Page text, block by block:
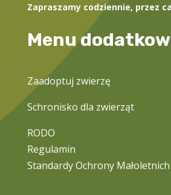
Zapraszamy codziennie, przez
Menu
Zaadoptuj zwierzę
Schronisko dla zwierząt
RODO
Regulamin
Standardy Ochrony Małoletnich